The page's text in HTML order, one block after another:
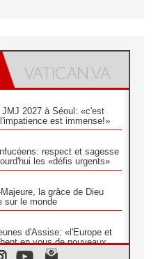
JMJ 2027 à Séoul: «c'est
est immense!»
respect et sagesse
les «défis urgents»
la grâce de Dieu
sur le monde
d'Assise: «l'Europe et
en vous de nouveaux